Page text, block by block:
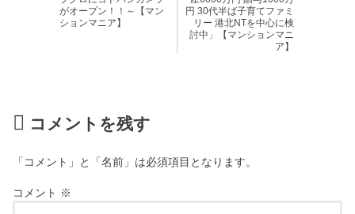
がオープン！！～【マン
ションマニア】
円 30代半ば子育てファミ
リー 港北NTを中心に検
討中」【マンションマニ
ア】
コメントを残す
「コメント」と「名前」は必須項目となります。
コメント ※